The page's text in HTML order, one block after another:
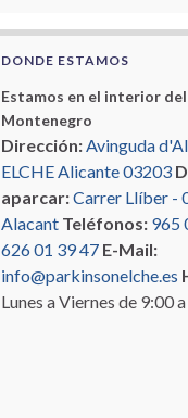
DONDE ESTAMOS
Estamos en el interior
Montenegro
Dirección:Avinguda
ELCHE Alicante 03203
aparcar:Carrer Llíber -
Alacant Teléfonos: 965
626 01 39 47 E-Mail:
info@parkinsonelche.es
Lunes a Viernes de 9:00